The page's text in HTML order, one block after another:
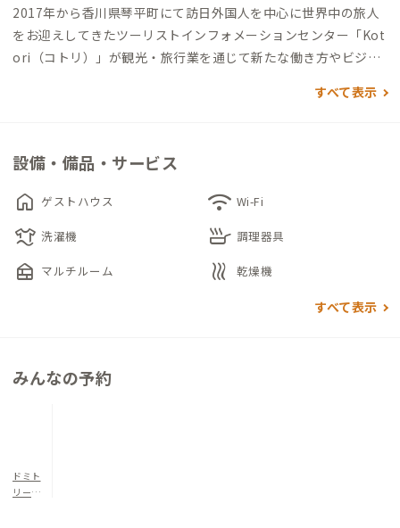
2017年から香川県琴平町にて訪日外国人を中心に世界中の旅人
をお迎えしてきたツーリストインフォメーションセンター「Kot
ori（コトリ）」が観光・旅行業を通じて新たな働き方やビジネ
ンさせた “Coworking ＆ Hostel”。単なるコワーキングスペー
1階部分は一般の方も利用できるコワーキングスペースであり、
無料Wi-Fi、コンセント、会議室を完備しています。廃材等をア
ップサイクルした暖かみのある空間は、個々の作業だけでな
く、くつろいだ雰囲気の中で利用者同士の交流によって刺激や
すべて表示
設備・備品・サービス
home ゲストハウス wifi Wi-Fi
laundry 洗濯機 skillet 調理器具
nest_multi_room マルチルーム heat 乾燥機
すべて表示
みんなの予約
ドミト
リー20